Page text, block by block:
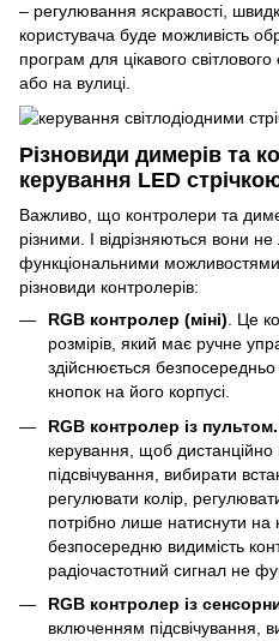
– регулювання яскравості,
користувача буде можливість
програм для цікавого
або на вулиці.
Різновиди димерів та
керування LED
Важливо, що контролери та
різними. І відрізняються вони
функціональними
різновиди контролерів:
RGB контролер (міні). Це
розмірів, який має ручне
здійснюється
кнопок на його корпусі.
RGB контролер із пультом.
керування, щоб дистанційно
підсвічування, вибирати
регулювати колір,
потрібно лише натиснути
безпосередню видимість
радіочастотний сигнал не
RGB контролер із
включенням підсвічування,